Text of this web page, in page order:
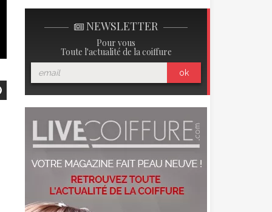
NEWSLETTER
Pour vous
Toute l'actualité de la coiffure
ok